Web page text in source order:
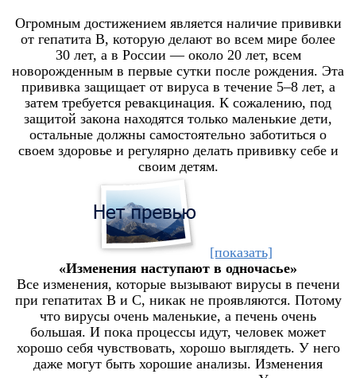
Огромным достижением является наличие прививки
от гепатита В, которую делают во всем мире более
30 лет, а в России — около 20 лет, всем
новорожденным в первые сутки после рождения. Эта
прививка защищает от вируса в течение 5–8 лет, а
затем требуется ревакцинация. К сожалению, под
защитой закона находятся только маленькие дети,
остальные должны самостоятельно заботиться о
своем здоровье и регулярно делать прививку себе и
своим детям.
[показать]
«Изменения наступают в одночасье»
Все изменения, которые вызывают вирусы в печени
при гепатитах B и C, никак не проявляются. Потому
что вирусы очень маленькие, а печень очень
большая. И пока процессы идут, человек может
хорошо себя чувствовать, хорошо выглядеть. У него
даже могут быть хорошие анализы. Изменения